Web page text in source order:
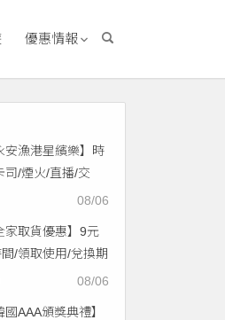
優惠情報
安漁港星繽樂】時
司/煙火/直播/交
場！
08/06
家取貨優惠】9元
/領取使用/兌換期
08/06
國AAA頒獎典禮】